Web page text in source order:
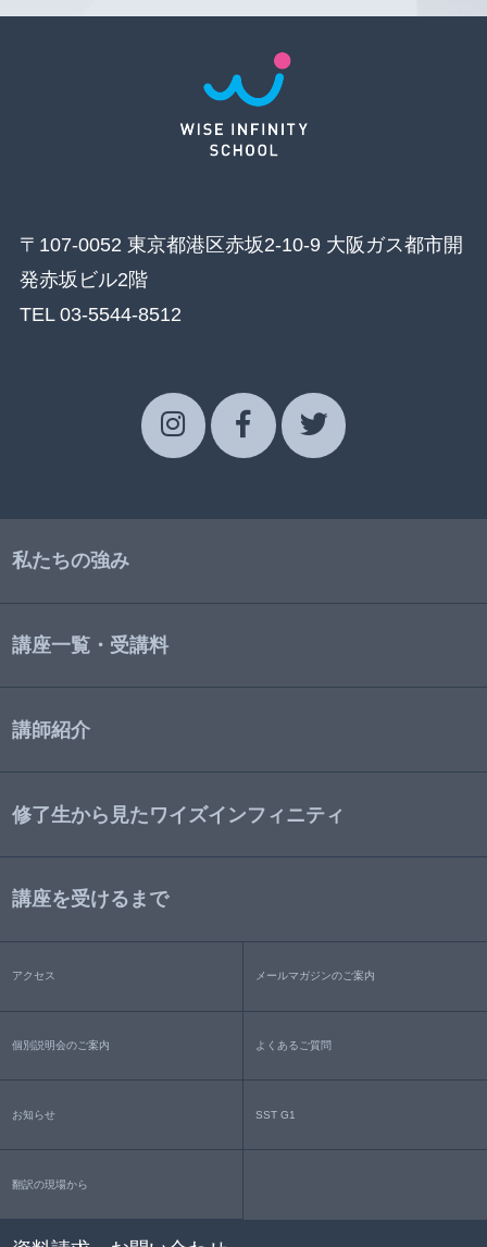
〒107-0052 東京都港区赤坂2-10-9 大阪ガス都市開
発赤坂ビル2階
TEL 03-5544-8512
私たちの強み
講座一覧・受講料
講師紹介
修了生から見たワイズインフィニティ
講座を受けるまで
アクセス メールマガジンのご案内
個別説明会のご案内 よくあるご質問
お知らせ SST G1
翻訳の現場から